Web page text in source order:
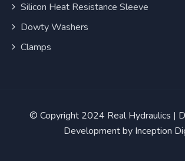
Silicon Heat Resistance Sleeve
Dowty Washers
Clamps
© Copyright 2024 Real Hydraulics |
Development by Inception